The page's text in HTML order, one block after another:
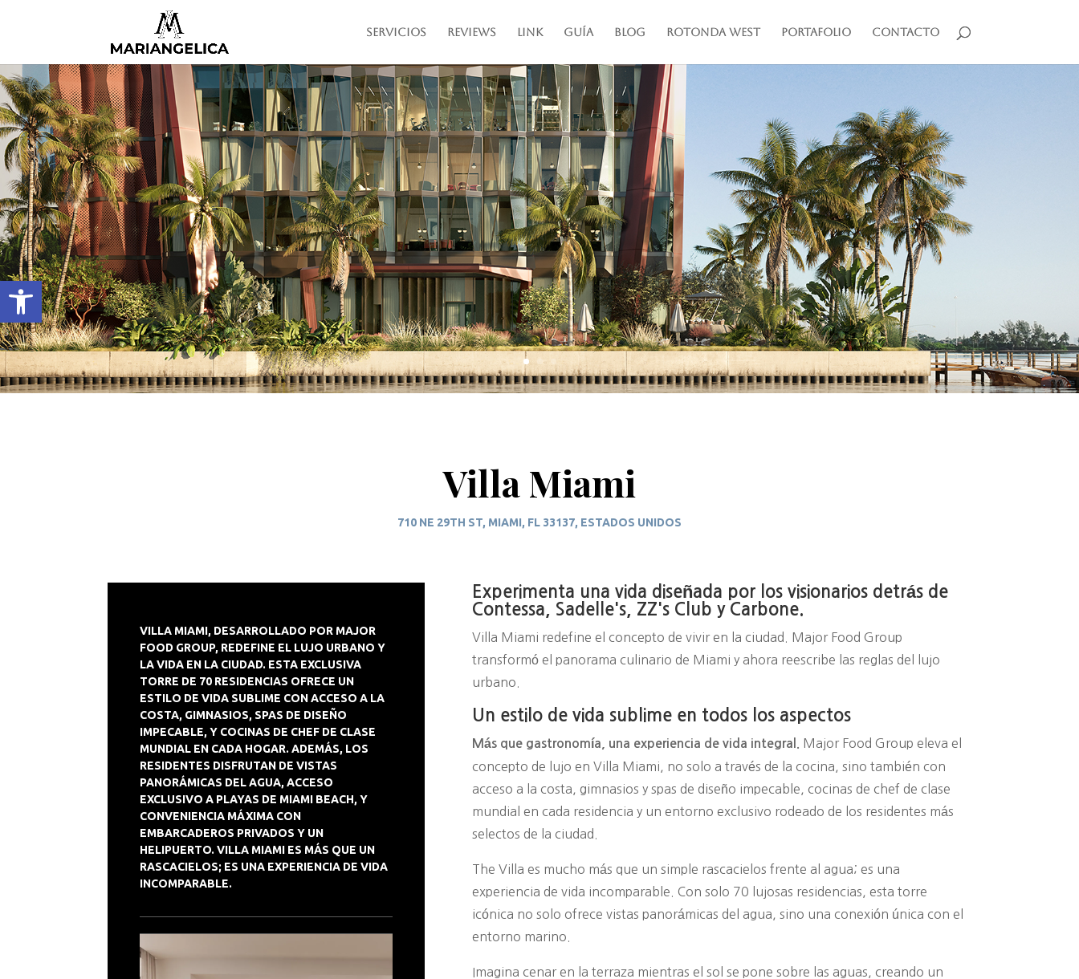
Abrir barra de herramientas
Servicios Reviews Link Guía Blog Rotonda West Portafolio Contacto
Villa Miami
710 NE 29TH ST, MIAMI, FL 33137, ESTADOS UNIDOS
VILLA MIAMI, DESARROLLADO POR MAJOR
FOOD GROUP, REDEFINE EL LUJO URBANO Y
LA VIDA EN LA CIUDAD. ESTA EXCLUSIVA
TORRE DE 70 RESIDENCIAS OFRECE UN
ESTILO DE VIDA SUBLIME CON ACCESO A LA
COSTA, GIMNASIOS, SPAS DE DISEÑO
IMPECABLE, Y COCINAS DE CHEF DE CLASE
MUNDIAL EN CADA HOGAR. ADEMÁS, LOS
RESIDENTES DISFRUTAN DE VISTAS
PANORÁMICAS DEL AGUA, ACCESO
EXCLUSIVO A PLAYAS DE MIAMI BEACH, Y
CONVENIENCIA MÁXIMA CON
EMBARCADEROS PRIVADOS Y UN
HELIPUERTO. VILLA MIAMI ES MÁS QUE UN
RASCACIELOS; ES UNA EXPERIENCIA DE VIDA
INCOMPARABLE.
Experimenta una vida diseñada por los visionarios detrás de
Contessa, Sadelle's, ZZ's Club y Carbone.
Villa Miami redefine el concepto de vivir en la ciudad. Major Food Group
transformó el panorama culinario de Miami y ahora reescribe las reglas del lujo
urbano.
Un estilo de vida sublime en todos los aspectos
Más que gastronomía, una experiencia de vida integral.
Major Food Group eleva el
concepto de lujo en Villa Miami, no solo a través de la cocina, sino también con
acceso a la costa, gimnasios y spas de diseño impecable, cocinas de chef de clase
mundial en cada residencia y un entorno exclusivo rodeado de los residentes más
selectos de la ciudad.
The Villa es mucho más que un simple rascacielos frente al agua; es una
experiencia de vida incomparable. Con solo 70 lujosas residencias, esta torre
icónica no solo ofrece vistas panorámicas del agua, sino una conexión única con el
entorno marino.
Imagina cenar en la terraza mientras el sol se pone sobre las aguas, creando un